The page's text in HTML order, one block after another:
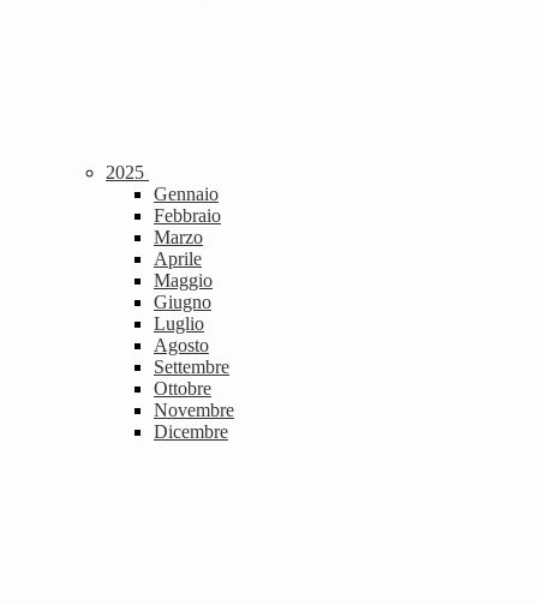
2025
Gennaio
Febbraio
Marzo
Aprile
Maggio
Giugno
Luglio
Agosto
Settembre
Ottobre
Novembre
Dicembre